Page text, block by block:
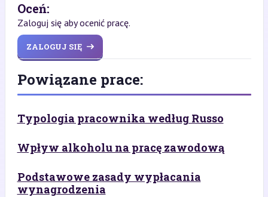
Oceń:
Zaloguj się aby ocenić pracę.
ZALOGUJ SIĘ
Powiązane prace:
Typologia pracownika według Russo
Wpływ alkoholu na pracę zawodową
Podstawowe zasady wypłacania
wynagrodzenia